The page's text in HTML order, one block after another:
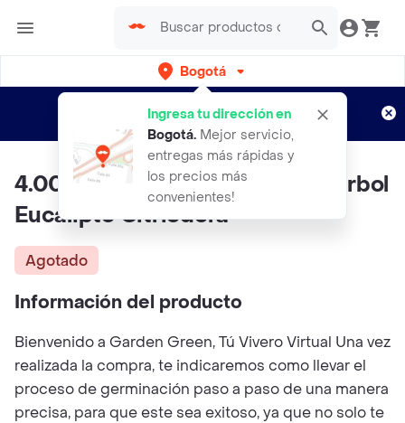
Bogotá
Ingresa tu dirección en
Bogotá. Mejor servicio,
entregas más rápidas y
los precios más
convenientes!
envíos gratis por semanas
Aplican TyC
4.000 Semillas Orgánicas De Árbol
Eucalipto Citriodora
Agotado
Información del producto
Bienvenido a Garden Green, Tú Vivero Virtual Una vez
realizada la compra, te indicaremos como llevar el
proceso de germinación paso a paso de una manera
precisa, para que este sea exitoso, ya que no solo te